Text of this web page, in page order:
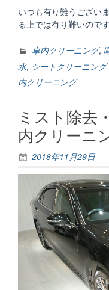
いつも有り難うござい
る上では有り難いので
車内クリーニング,
水, シートクリーニング
内クリーニング
ミスト除去
内クリーニ
2018年11月29日